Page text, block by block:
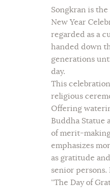
Songkran is
New Year
regarded as a
handed down
generations
day.
This
religious
Offering
Buddha Statue
of merit-
emphasizes
as gratitude
senior persons.
“The Day of